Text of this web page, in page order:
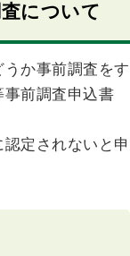
について
か事前調査をす
事前調査申込書
定されないと申